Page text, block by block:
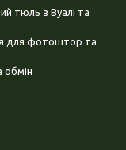
тюль з Вуалі та
для фотоштор та
обмін